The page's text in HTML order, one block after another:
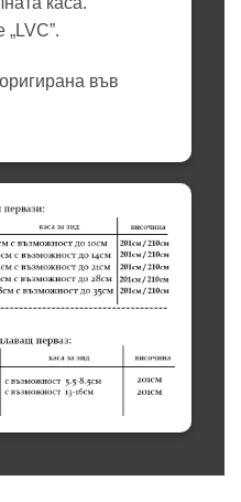
„LVC”.
във